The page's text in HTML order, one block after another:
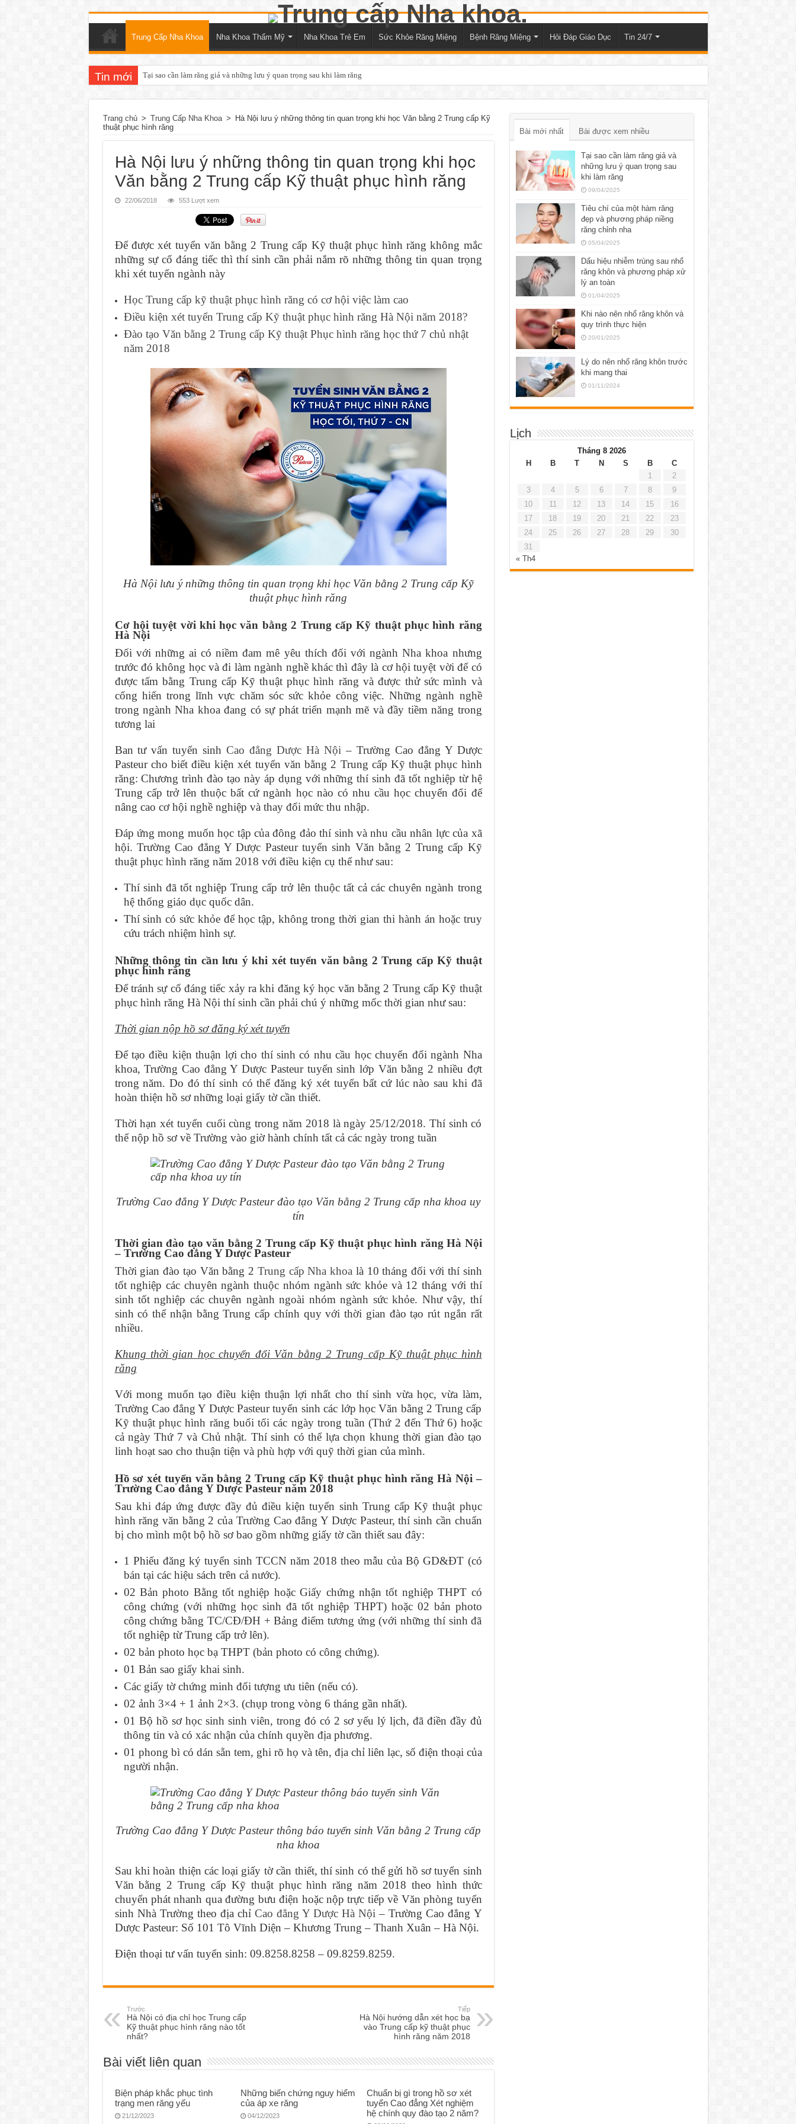
Trung Cấp Nha Khoa Nha Khoa Thẩm Mỹ Nha Khoa Trẻ Em Sức Khỏe Răng Miệng Bệnh Răng Miệng Hỏi Đáp Giáo Dục Tin 24/7
Tin mới Tại sao cần làm răng giả và những lưu ý quan trọng sau khi làm răng
Trang chủ > Trung Cấp Nha Khoa >
Hà Nội lưu ý những thông tin quan trọng khi học Văn bằng 2 Trung cấp Kỹ
thuật phục hình răng
Hà Nội lưu ý những thông tin quan trọng khi học
Văn bằng 2 Trung cấp Kỹ thuật phục hình răng
22/06/2018 553 Lượt xem
Để được xét tuyển văn bằng 2 Trung cấp Kỹ thuật phục hình răng không mắc
những sự cố đáng tiếc thì thí sinh cần phải nắm rõ những thông tin quan trọng
khi xét tuyển ngành này
Học Trung cấp kỹ thuật phục hình răng có cơ hội việc làm cao
Điều kiện xét tuyển Trung cấp Kỹ thuật phục hình răng Hà Nội năm 2018?
Đào tạo Văn bằng 2 Trung cấp Kỹ thuật Phục hình răng học thứ 7 chủ nhật
năm 2018
Hà Nội lưu ý những thông tin quan trọng khi học Văn bằng 2 Trung cấp Kỹ
thuật phục hình răng
Cơ hội tuyệt vời khi học văn bằng 2 Trung cấp Kỹ thuật phục hình răng
Hà Nội
Đối với những ai có niềm đam mê yêu thích đối với ngành Nha khoa nhưng
trước đó không học và đi làm ngành nghề khác thì đây là cơ hội tuyệt vời để có
được tấm bằng Trung cấp Kỹ thuật phục hình răng và được thử sức mình và
cống hiến trong lĩnh vực chăm sóc sức khỏe công việc. Những ngành nghề
trong ngành Nha khoa đang có sự phát triển mạnh mẽ và đầy tiềm năng trong
tương lai
Ban tư vấn tuyển sinhCao đẳng Dược Hà Nội – Trường Cao đẳng Y Dược
Pasteur cho biết điều kiện xét tuyển văn bằng 2 Trung cấp Kỹ thuật phục hình
răng: Chương trình đào tạo này áp dụng với những thí sinh đã tốt nghiệp từ hệ
Trung cấp trở lên thuộc bất cứ ngành học nào có nhu cầu học chuyển đổi để
nâng cao cơ hội nghề nghiệp và thay đổi mức thu nhập.
Đáp ứng mong muốn học tập của đông đảo thí sinh và nhu cầu nhân lực của xã
hội. Trường Cao đẳng Y Dược Pasteur tuyển sinh Văn bằng 2 Trung cấp Kỹ
thuật phục hình răng năm 2018 với điều kiện cụ thể như sau:
Thí sinh đã tốt nghiệp Trung cấp trở lên thuộc tất cả các chuyên ngành trong
hệ thống giáo dục quốc dân.
Thí sinh có sức khỏe để học tập, không trong thời gian thi hành án hoặc truy
cứu trách nhiệm hình sự.
Những thông tin cần lưu ý khi xét tuyển văn bằng 2 Trung cấp Kỹ thuật
phục hình răng
Để tránh sự cố đáng tiếc xảy ra khi đăng ký học văn bằng 2 Trung cấp Kỹ thuật
phục hình răng Hà Nội thí sinh cần phải chú ý những mốc thời gian như sau:
Thời gian nộp hồ sơ đăng ký xét tuyển
Để tạo điều kiện thuận lợi cho thí sinh có nhu cầu học chuyển đổi ngành Nha
khoa, Trường Cao đẳng Y Dược Pasteur tuyển sinh lớp Văn bằng 2 nhiều đợt
trong năm. Do đó thí sinh có thể đăng ký xét tuyển bất cứ lúc nào sau khi đã
hoàn thiện hồ sơ những loại giấy tờ cần thiết.
Thời hạn xét tuyển cuối cùng trong năm 2018 là ngày 25/12/2018. Thí sinh có
thể nộp hồ sơ về Trường vào giờ hành chính tất cả các ngày trong tuần
Trường Cao đẳng Y Dược Pasteur đào tạo Văn bằng 2 Trung cấp nha khoa uy
tín
Thời gian đào tạo văn bằng 2 Trung cấp Kỹ thuật phục hình răng Hà Nội
– Trường Cao đẳng Y Dược Pasteur
Thời gian đào tạo Văn bằng 2 Trung cấp Nha khoa là 10 tháng đối với thí sinh
tốt nghiệp các chuyên ngành thuộc nhóm ngành sức khỏe và 12 tháng với thí
sinh tốt nghiệp các chuyên ngành ngoài nhóm ngành sức khỏe. Như vậy, thí
sinh có thể nhận bằng Trung cấp chính quy với thời gian đào tạo rút ngắn rất
nhiều.
Khung thời gian học chuyển đổi Văn bằng 2 Trung cấp Kỹ thuật phục hình
răng
Với mong muốn tạo điều kiện thuận lợi nhất cho thí sinh vừa học, vừa làm,
Trường Cao đẳng Y Dược Pasteur tuyển sinh các lớp học Văn bằng 2 Trung cấp
Kỹ thuật phục hình răng buổi tối các ngày trong tuần (Thứ 2 đến Thứ 6) hoặc
cả ngày Thứ 7 và Chủ nhật. Thí sinh có thể lựa chọn khung thời gian đào tạo
linh hoạt sao cho thuận tiện và phù hợp với quỹ thời gian của mình.
Hồ sơ xét tuyển văn bằng 2 Trung cấp Kỹ thuật phục hình răng Hà Nội –
Trường Cao đẳng Y Dược Pasteur năm 2018
Sau khi đáp ứng được đầy đủ điều kiện tuyển sinh Trung cấp Kỹ thuật phục
hình răng văn bằng 2 của Trường Cao đẳng Y Dược Pasteur, thí sinh cần chuẩn
bị cho mình một bộ hồ sơ bao gồm những giấy tờ cần thiết sau đây:
1 Phiếu đăng ký tuyển sinh TCCN năm 2018 theo mẫu của Bộ GD&ĐT (có
bán tại các hiệu sách trên cả nước).
02 Bản photo Bằng tốt nghiệp hoặc Giấy chứng nhận tốt nghiệp THPT có
công chứng (với những học sinh đã tốt nghiệp THPT) hoặc 02 bản photo
công chứng bằng TC/CĐ/ĐH + Bảng điểm tương ứng (với những thí sinh đã
tốt nghiệp từ Trung cấp trở lên).
02 bản photo học bạ THPT (bản photo có công chứng).
01 Bản sao giấy khai sinh.
Các giấy tờ chứng minh đối tượng ưu tiên (nếu có).
02 ảnh 3×4 + 1 ảnh 2×3. (chụp trong vòng 6 tháng gần nhất).
01 Bộ hồ sơ học sinh sinh viên, trong đó có 2 sơ yếu lý lịch, đã điền đầy đủ
thông tin và có xác nhận của chính quyền địa phương.
01 phong bì có dán sẵn tem, ghi rõ họ và tên, địa chỉ liên lạc, số điện thoại của
người nhận.
Trường Cao đẳng Y Dược Pasteur thông báo tuyển sinh Văn bằng 2 Trung cấp
nha khoa
Sau khi hoàn thiện các loại giấy tờ cần thiết, thí sinh có thể gửi hồ sơ tuyển sinh
Văn bằng 2 Trung cấp Kỹ thuật phục hình răng năm 2018 theo hình thức
chuyển phát nhanh qua đường bưu điện hoặc nộp trực tiếp về Văn phòng tuyển
sinh Nhà Trường theo địa chỉ Cao đẳng Y Dược Hà Nội – Trường Cao đẳng Y
Dược Pasteur: Số 101 Tô Vĩnh Diện – Khương Trung – Thanh Xuân – Hà Nội.
Điện thoại tư vấn tuyển sinh: 09.8258.8258 – 09.8259.8259.
Trước
Hà Nội có địa chỉ học Trung cấp
Kỹ thuật phục hình răng nào tốt
nhất?
Tiếp
Hà Nội hướng dẫn xét học bạ
vào Trung cấp kỹ thuật phục
hình răng năm 2018
Bài viết liên quan
Biện pháp khắc phục tình
trạng men răng yếu
21/12/2023
Những biến chứng nguy hiểm
của áp xe răng
04/12/2023
Chuẩn bị gì trong hồ sơ xét
tuyển Cao đẳng Xét nghiệm
hệ chính quy đào tạo 2 năm?
Bài mới nhất Bài được xem nhiều
Tại sao cần làm răng giả và
những lưu ý quan trọng sau
khi làm răng
09/04/2025
Tiêu chí của một hàm răng
đẹp và phương pháp niềng
răng chỉnh nha
05/04/2025
Dấu hiệu nhiễm trùng sau nhổ
răng khôn và phương pháp xử
lý an toàn
01/04/2025
Khi nào nên nhổ răng khôn và
quy trình thực hiện
20/01/2025
Lý do nên nhổ răng khôn trước
khi mang thai
01/11/2024
Lịch
Tháng 8 2026
H
B T N S B
C
1
2
3
4 5 6 7 8
9
10
11 12 13 14 15
16
17
18 19 20 21 22
23
24
25 26 27 28 29
30
31
« Th4